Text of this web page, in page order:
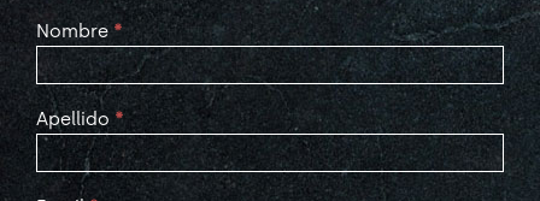
Contact
Us
Nombre *
Apellido *